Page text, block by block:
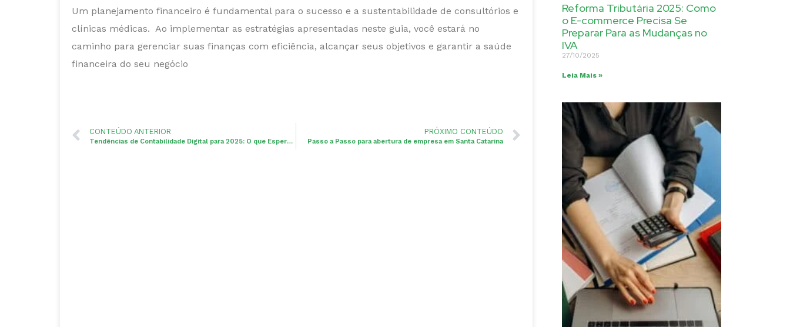
Um planejamento financeiro é fundamental para o sucesso e a sustentabilidade de consultórios e
clínicas médicas. Ao implementar as estratégias apresentadas neste guia, você estará no
caminho para gerenciar suas finanças com eficiência, alcançar seus objetivos e garantir a saúde
financeira do seu negócio
CONTEÚDO ANTERIOR
Tendências de Contabilidade Digital para 2025: O que Esperar?
PRÓXIMO CONTEÚDO
Passo a Passo para abertura de empresa em Santa Catarina
Reforma Tributária 2025: Como
o E-commerce Precisa Se
Preparar Para as Mudanças no
IVA
27/10/2025
Leia Mais »